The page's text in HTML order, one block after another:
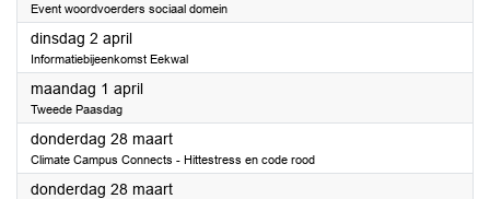
Event woordvoerders sociaal domein
dinsdag 2 april2024
Informatiebijeenkomst Eekwal
maandag 1 april2024
Tweede Paasdag
donderdag 28 maart2024
Climate Campus Connects - Hittestress en code rood
donderdag 28 maart2024